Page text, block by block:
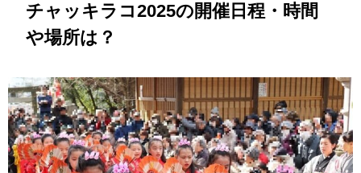
チャッキラコ2025の開催日程・時間
や場所は？